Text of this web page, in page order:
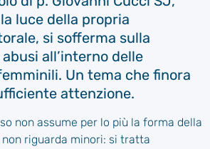
luce della propria
si sofferma sulla
all’interno delle
Un tema che finora
attenzione.
non assume per lo più la forma della
riguarda minori: si tratta